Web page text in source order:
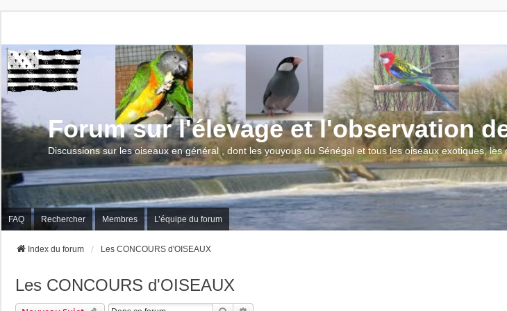
Forum sur l'élevage et l'observation
Discussions sur les oiseaux en général , dont les youyous du Sénégal et tous les oiseaux exotiques,
FAQ Rechercher Membres L’équipe du forum
Index du forum Les CONCOURS d'OISEAUX
Les CONCOURS d'OISEAUX